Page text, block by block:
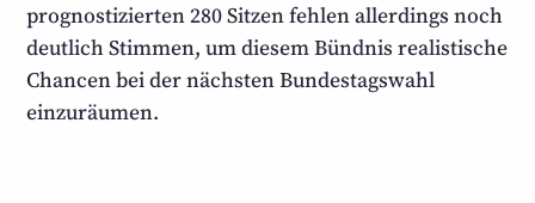
progno­sti­zierten280Sitzen fehlen allerdings noch
deutlich Stimmen, um diesem Bündnis realis­tische
Chancen bei der nächsten Bundestags­wahl
einzuräumen.